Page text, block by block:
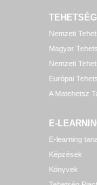
Nemzeti
Magyar
Nemzeti
Európai
A Matehetsz
E-
E-learning
Képzések
Könyvek